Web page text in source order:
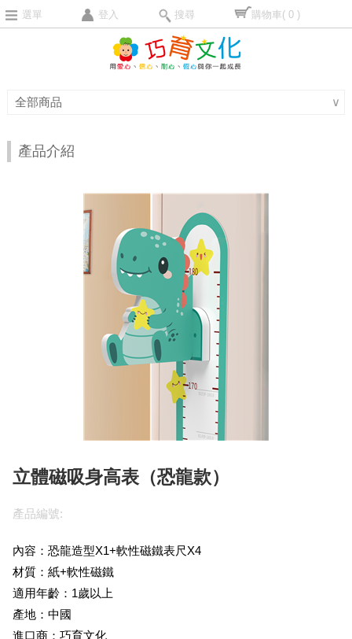
選單 登入 搜尋 購物車( 0 )
全部商品 ∨
產品介紹
立體磁吸身高表（恐龍款）
產品編號:
內容：恐龍造型X1+軟性磁鐵表尺X4
材質：紙+軟性磁鐵
適用年齡：1歲以上
產地：中國
進口商：巧育文化